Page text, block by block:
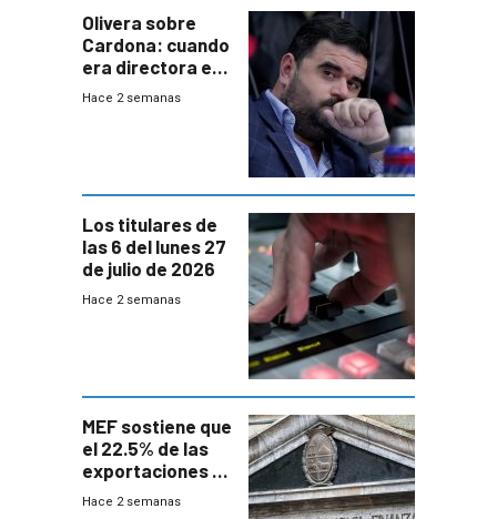
Olivera sobre
Cardona: cuando
era directora en
UTE “no era muy
Hace 2 semanas
Los titulares de
las 6 del lunes 27
de julio de 2026
Hace 2 semanas
MEF sostiene que
el 22.5% de las
exportaciones a
EE.UU se verán
Hace 2 semanas